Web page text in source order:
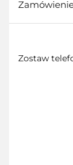
Zamówienie
Zostaw